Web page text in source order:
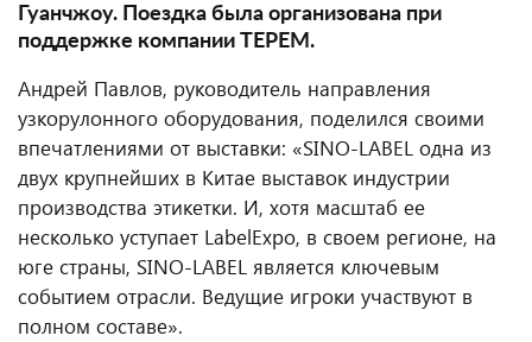
Гуанчжоу. Поездка была организована при
поддержке компании ТЕРЕМ.
Андрей Павлов, руководитель направления
узкорулонного оборудования, поделился своими
впечатлениями от выставки: «SINO-LABEL одна из
двух крупнейших в Китае выставок индустрии
производства этикетки. И, хотя масштаб ее
несколько уступает LabelExpo, в своем регионе, на
юге страны, SINO-LABEL является ключевым
событием отрасли. Ведущие игроки участвуют в
полном составе».